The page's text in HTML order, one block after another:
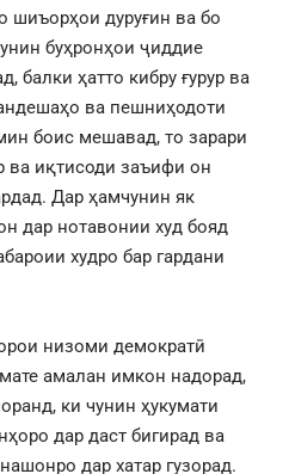
шиъорҳои дуруғин ва бо
буҳронҳои ҷиддие
балки ҳатто кибру ғурур ва
ва пешниҳодоти
боис мешавад, то зарари
ва иқтисоди заъифи он
Дар ҳамчунин як
дар нотавонии худ бояд
худро бар гардани
низоми демократӣ
амалан имкон надорад,
ки чунин ҳукумати
дар даст бигирад ва
дар хатар гузорад.